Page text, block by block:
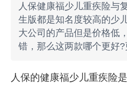
人保健康福少儿重疾险与
生版都是知名度较高的少
大公司的产品但是价格低
错，那么这两款哪个更好
人保的健康福少儿重疾险